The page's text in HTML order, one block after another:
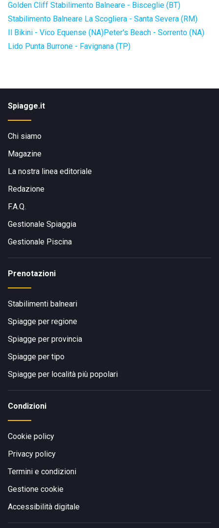
Golden Cliff Stabilimento Balneare - Bisceglie (BT)
Stabilimento Balneare La Scogliera - Santa Severa (RM)
Il Bikini - Vico Equense (NA)Peter's Beach - Sorrento (NA)
Lido Punta Burrone - Favignana (TP)
Spiagge.it
Chi siamo
Magazine
La nostra linea editoriale
Redazione
F.A.Q.
Gestionale Spiaggia
Gestionale Piscina
Prenotazioni
Stabilimenti balneari
Spiagge per regione
Spiagge per provincia
Spiagge per tipo
Spiagge per località più popolari
Condizioni
Cookie policy
Privacy policy
Termini e condizioni
Gestione cookie
Accessibilità digitale